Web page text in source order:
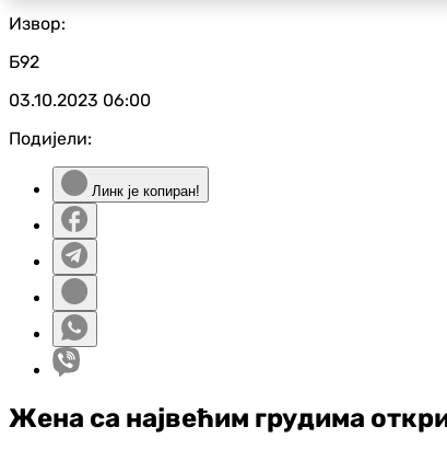
Извор:
Б92
03.10.2023 06:00
Подијели:
Линк је копиран!
Жена са највећим грудима